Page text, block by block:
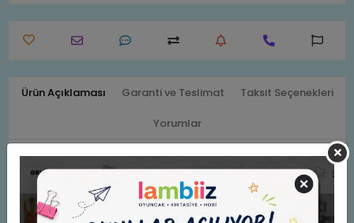
Ürün Açıklaması Garanti ve Teslimat Taksit Seçenekleri
Yorumlar
Benzer Ürünler